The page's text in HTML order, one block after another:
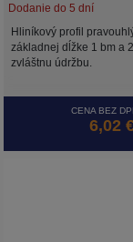
Dodanie do 5 dní
Hliníkový profil
základnej dĺžke 1 bm a
zvláštnu údržbu.
CENA BEZ
6,02